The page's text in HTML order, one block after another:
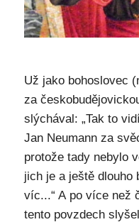
Už jako bohoslovec
za
slýchával: „Tak to
Jan Neumann za
protože tady nebylo
jich je a ještě dlouho
víc...“ A po více než
tento povzdech